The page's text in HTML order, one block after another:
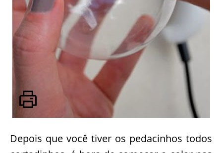
Depois que você tiver os pedacinhos todos